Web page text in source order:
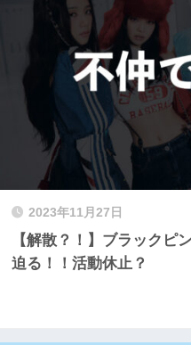
2023年11月27日
【解散？！】ブラックピ
迫る！！活動休止？